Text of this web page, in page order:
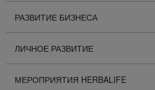
РАЗВИТИЕ БИЗНЕСА
ЛИЧНОЕ РАЗВИТИЕ
МЕРОПРИЯТИЯ HERBALIFE